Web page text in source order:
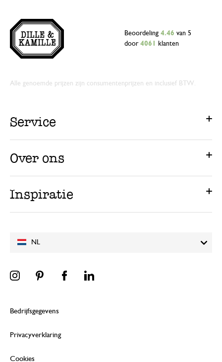
NL
Beoordeling 4.46 van 5
door 4061 klanten
Alle genoemde prijzen zijn consumentenprijzen en inclusief BTW.
Service
Over ons
Inspiratie
Bedrijfsgegevens
Privacyverklaring
Cookies